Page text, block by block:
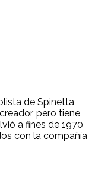
de Spinetta
pero tiene
a fines de 1970
con la compañía